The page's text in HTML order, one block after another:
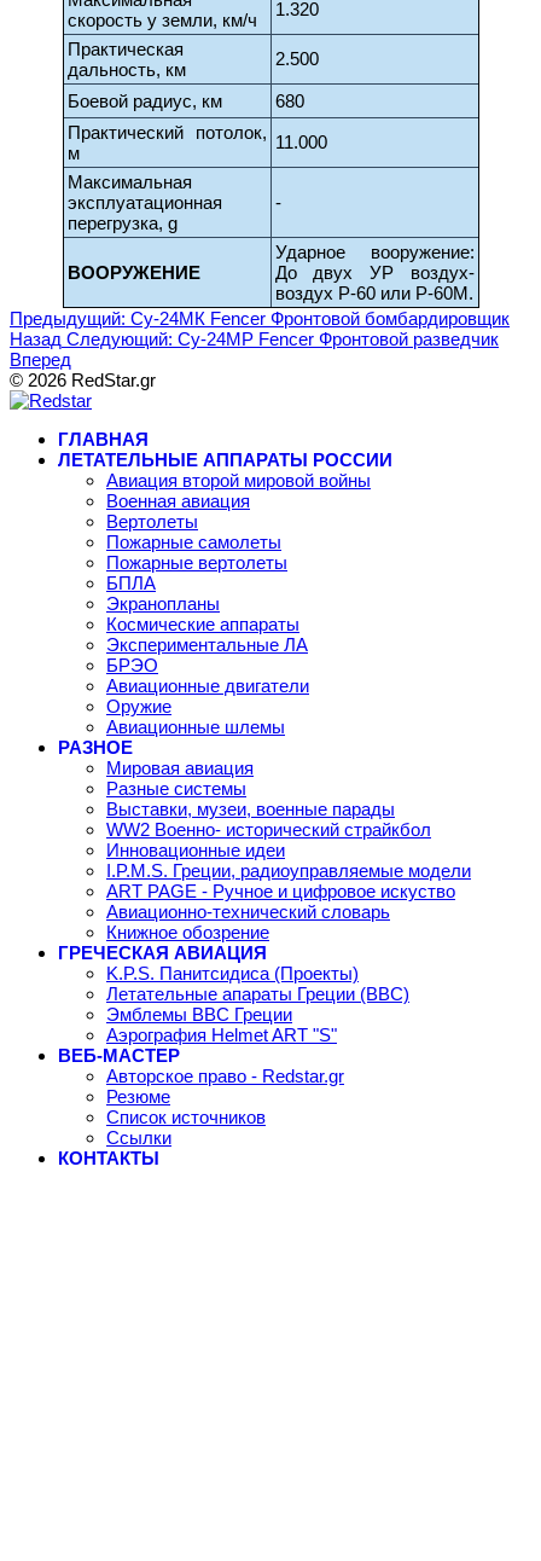
скорость у земли, км/ч
1.320
Практическая
дальность, км
2.500
Боевой радиус, км
680
Практический потолок,
м
11.000
Максимальная
эксплуатационная
перегрузка, g
-
ВООРУЖЕНИЕ
Ударное вооружение:
До двух УР воздух-
воздух Р-60 или Р-60М.
Предыдущий: Су-24МК Fencer Фронтовой бомбардировщик
Назад Следующий: Су-24МР Fencer Фронтовой разведчик
Вперед
© 2026 RedStar.gr
ГЛАВНАЯ
ЛЕТАТЕЛЬНЫЕ АППАРАТЫ РОССИИ
Авиация второй мировой войны
Военная авиация
Вертолеты
Пожарные самолеты
Пожарные вертолеты
БПЛА
Экранопланы
Космические аппараты
Экспериментальные ЛА
БРЭО
Авиационные двигатели
Оружие
Авиационные шлемы
РАЗНОЕ
Мировая авиация
Разные системы
Выставки, музеи, военные парады
WW2 Военно- исторический страйкбол
Инновационные идеи
I.P.M.S. Греции, радиоуправляемые модели
ART PAGE - Ручное и цифровое искуство
Авиационно-технический словарь
Книжное обозрение
ГРЕЧЕСКАЯ АВИАЦИЯ
K.P.S. Панитсидиса (Проекты)
Летательные апараты Греции (ВВС)
Эмблемы ВВС Греции
Аэрография Helmet ART "S"
ВЕБ-МАСТЕР
Авторское право - Redstar.gr
Резюме
Список источников
Ссылки
КОНТАКТЫ